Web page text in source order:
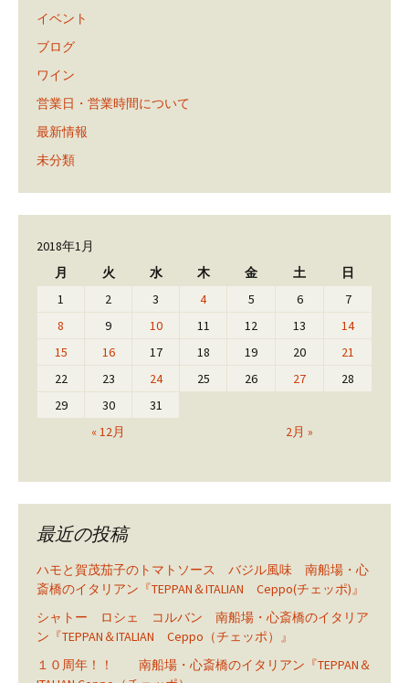
イベント
ブログ
ワイン
営業日・営業時間について
最新情報
未分類
2018年1月
月
火 水 木 金 土 日
« 12月 2月 »
1 2 3 4 5 6
7
8
9 10 11 12 13
14
15
16 17 18 19 20
21
22
23 24 25 26 27
28
29
30 31
最近の投稿
ハモと賀茂茄子のトマトソース バジル風味 南船場・心
斎橋のイタリアン『TEPPAN＆ITALIAN Ceppo(チェッポ)』
シャトー ロシェ コルバン 南船場・心斎橋のイタリア
ン『TEPPAN＆ITALIAN Ceppo（チェッポ）』
１０周年！！ 南船場・心斎橋のイタリアン『TEPPAN＆